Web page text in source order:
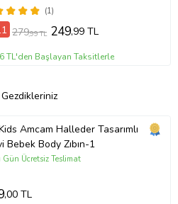
(1)
279,99 TL 249,99 TL
TL'den Başlayan Taksitlerle
Amcam Halleder Tasarımlı
Bebek Body Zıbın-1
Gün Ücretsiz Teslimat
,00 TL